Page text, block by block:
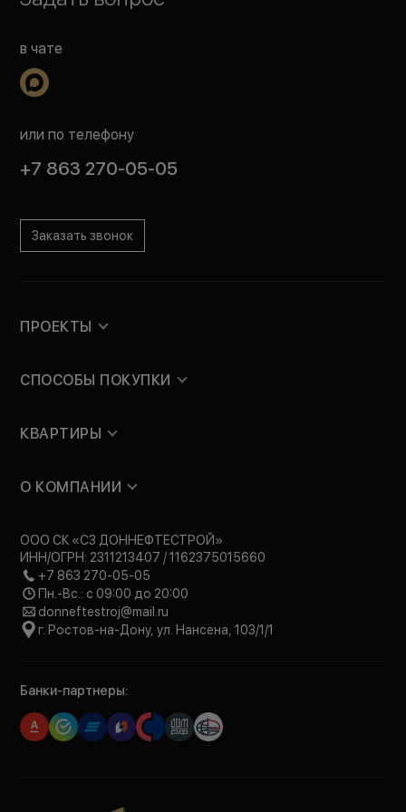
в чате
или по телефону
+7 863 270-05-05
Заказать звонок
ПРОЕКТЫ
СПОСОБЫ ПОКУПКИ
КВАРТИРЫ
О КОМПАНИИ
ООО СК «СЗ ДОННЕФТЕСТРОЙ»
ИНН/ОГРН: 2311213407 / 1162375015660
+7 863 270-05-05
Пн.-Вс.: с 09:00 до 20:00
donneftestroj@mail.ru
г. Ростов-на-Дону, ул. Нансена, 103/1/1
Банки-партнеры: